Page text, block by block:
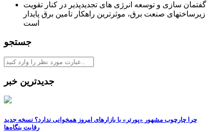
گفتمان سازی و توسعه انرژی های تجدیدپذیر در کنار تقویت
زیرساختهای صنعت برق، موثرترین راهکار تامین برق پایدار
است
جستجو
جدیدترین خبر
چرا چارچوب مشهور «پورتر» با بازارهای امروز همخوانی ندارد؟ نسخه جدید
رقابت‌ بنگاه‌ها